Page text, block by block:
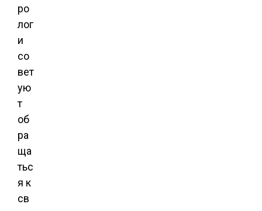
ро
лог
и
со
вет
ую
т
об
ра
ща
тьс
я к
св